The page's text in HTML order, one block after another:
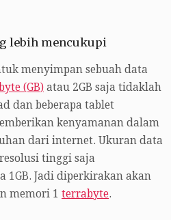
lebih mencukupi
menyimpan sebuah data
(GB) atau 2GB saja tidaklah
dan beberapa tablet
kenyamanan dalam
dari internet. Ukuran data
tinggi saja
1GB. Jadi diperkirakan akan
memori 1 terrabyte.